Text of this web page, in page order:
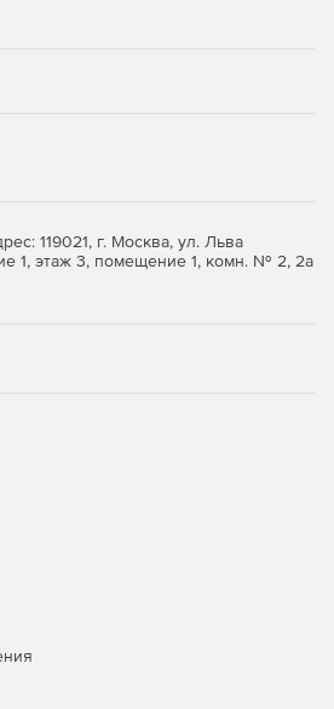
119021, г. Москва, ул. Льва
1, этаж 3, помещение 1, комн. № 2, 2а